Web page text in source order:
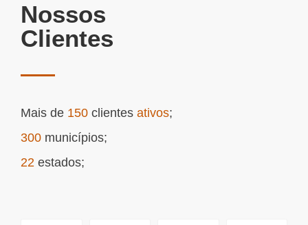
Nossos
Clientes
Mais de 150 clientes ativos;
300 municípios;
22 estados;